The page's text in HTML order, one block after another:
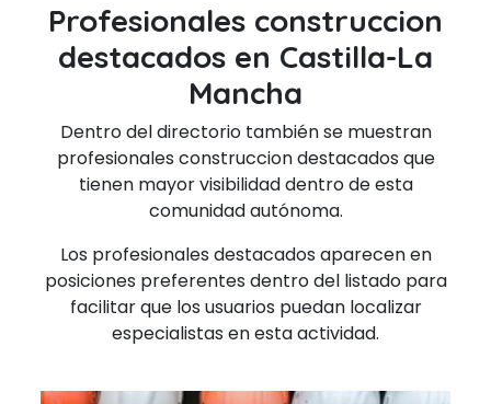
Profesionales construccion
destacados en Castilla-La
Mancha
Dentro del directorio también se muestran
profesionales construccion destacados que
tienen mayor visibilidad dentro de esta
comunidad autónoma.
Los profesionales destacados aparecen en
posiciones preferentes dentro del listado para
facilitar que los usuarios puedan localizar
especialistas en esta actividad.